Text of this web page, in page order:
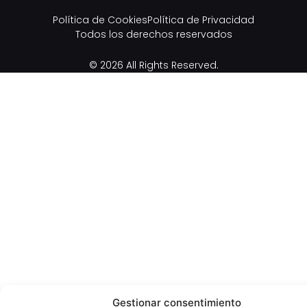
Gestionar consentimiento
Política de CookiesPolítica de Privacidad
Todos los derechos reservados
© 2026 All Rights Reserved.